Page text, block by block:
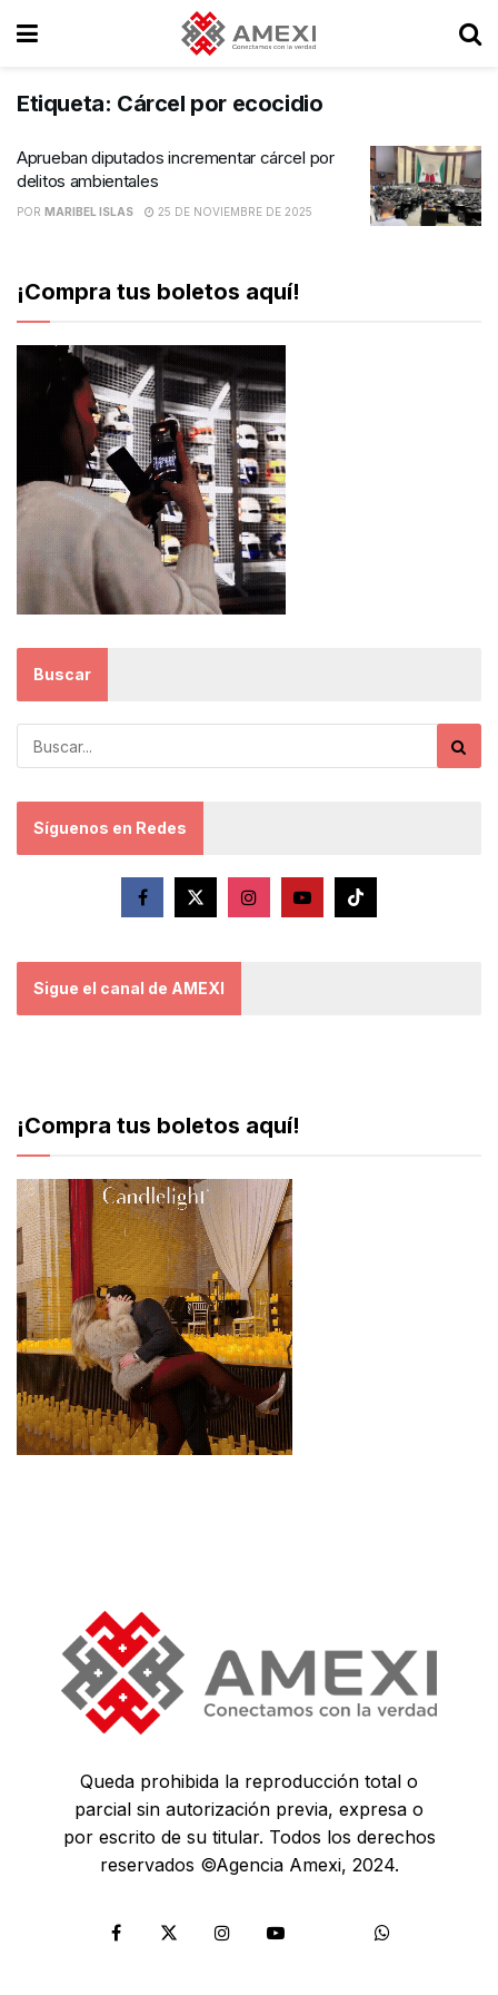
Etiqueta: Cárcel por ecocidio
Aprueban diputados incrementar cárcel por
delitos ambientales
POR MARIBEL ISLAS 25 DE NOVIEMBRE DE 2025
¡Compra tus boletos aquí!
Buscar
Síguenos en Redes
Sigue el canal de AMEXI
¡Compra tus boletos aquí!
Queda prohibida la reproducción total o
parcial sin autorización previa, expresa o
por escrito de su titular. Todos los derechos
reservados ©Agencia Amexi, 2024.